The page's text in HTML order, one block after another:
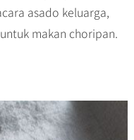
asado keluarga,
makan choripan.